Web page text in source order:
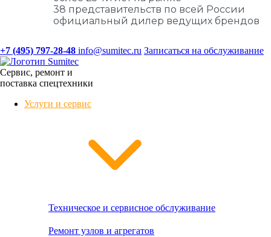
38 представительств по всей России
официальный дилер ведущих брендов
+7 (495) 797-28-48 info@sumitec.ru Записаться на обслуживание
Сервис, ремонт и
поставка спецтехники
Услуги и сервис
Техническое и сервисное обслуживание
Ремонт узлов и агрегатов